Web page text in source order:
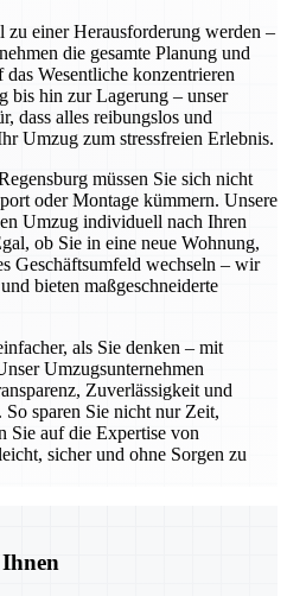
einer Herausforderung werden –
die gesamte Planung und
Wesentliche konzentrieren
bis hin zur Lagerung – unser
dass alles reibungslos und
Umzug zum stressfreien Erlebnis.
müssen Sie sich nicht
oder Montage kümmern. Unsere
Umzug individuell nach Ihren
ob Sie in eine neue Wohnung,
Geschäftsumfeld wechseln – wir
bieten maßgeschneiderte
als Sie denken – mit
Umzugsunternehmen
Zuverlässigkeit und
sparen Sie nicht nur Zeit,
Sie auf die Expertise von
sicher und ohne Sorgen zu